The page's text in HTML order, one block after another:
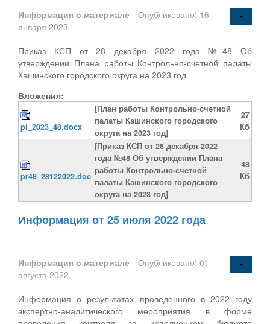
Информация о материале
Опубликовано: 16
января 2023
Приказ КСП от 28 декабря 2022 года №48 Об
утверждении Плана работы Контрольно-счетной палаты
Кашинского городского округа на 2023 год
Вложения:
pl_2023_48.docx
[План работы Контрольно-счетной
палаты Кашинского городского
округа на 2023 год]
27
Кб
pr48_28122022.doc
[Приказ КСП от 28 декабря 2022
года №48 Об утверждении Плана
работы Контрольно-счетной
палаты Кашинского городского
округа на 2023 год]
48
Кб
Информация от 25 июля 2022 года
Информация о материале
Опубликовано: 01
августа 2022
Информация о результатах проведенного в 2022 году
экспертно-аналитического мероприятия в форме